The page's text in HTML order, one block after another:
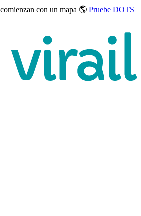
comienzan con un mapa 🌎 Pruebe DOTS